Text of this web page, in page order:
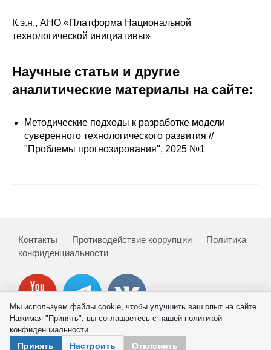
Научные подразделения
Противодействие коррупции
Издания
Проблемы прогнозирования
О журнале
Номера журналов
К.э.н., АНО «Платформа Национальной
технологической инициативы»
Научные статьи и другие
аналитические материалы на сайте:
Методические подходы к разработке модели
суверенного технологического развития //
"Проблемы прогнозирования", 2025 №1
Контакты Противодействие коррупции
Политика
конфиденциальности
© 2026 ИНП РАН
Мы используем файлы cookie, чтобы улучшить ваш опыт на сайте.
Нажимая "Принять", вы соглашаетесь с нашей политикой
конфиденциальности.
Принять Настроить Отклонить